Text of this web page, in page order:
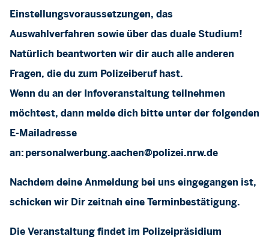
Einstellungsvoraussetzungen, das
Auswahlverfahren sowie über das duale Studium!
Natürlich beantworten wir dir auch alle anderen
Fragen, die du zum Polizeiberuf hast.
Wenn du an der Infoveranstaltung teilnehmen
möchtest, dann melde dich bitte unter der folgenden
E-Mailadresse
an: personalwerbung.aachen@polizei.nrw.de
Nachdem deine Anmeldung bei uns eingegangen ist,
schicken wir Dir zeitnah eine Terminbestätigung.
Die Veranstaltung findet im Polizeipräsidium